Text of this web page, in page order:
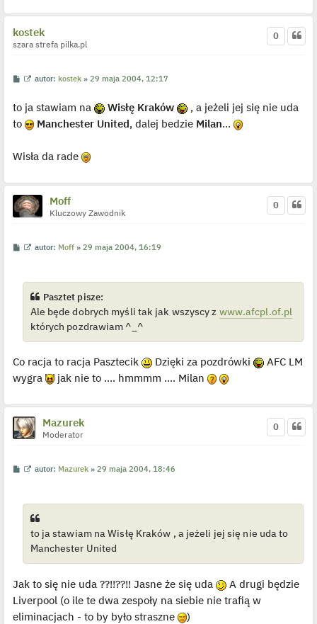
y
c
y
s
kostek
szara strefa pilka.pl
0
P
t
W
w
i
e
t
p
o
d
y
n
c
p
o
autor:kostek »29 maja 2004, 12:17
to ja stawiam na Wisłę Kraków
, a jeżeli jej się nie uda
to
Manchester United, dalej bedzie Milan...
Wisła da rade
Moff
Kluczowy Zawodnik
0
P
W
i
e
t
l
o
y
n
c
y
o
s
t
autor: Moff »29 maja 2004, 16:19
Pasztet pisze:
Ale będe dobrych myśli tak jak wszyscy z www.afcpl.of.pl
których pozdrawiam ^_^
Co racja to racja Pasztecik Dzięki za pozdrówki
AFC LM
wygra
jak nie to .... hmmmm .... Milan
Mazurek
Moderator
0
P
W
i
e
t
l
o
d
y
n
c
z
autor: Mazurek »29 maja 2004, 18:46
to ja stawiam na Wisłę Kraków , a jeżeli jej się nie uda to
Manchester United
Jak to się nie uda ??!!??!! Jasne że się uda
A drugi będzie
Liverpool (o ile te dwa zespoły na siebie nie trafią w
eliminacjach - to by było straszne
)